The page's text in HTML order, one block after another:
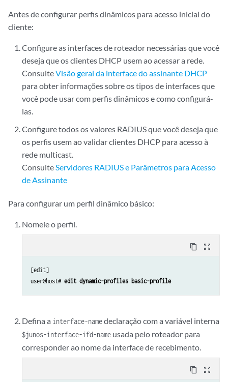
Antes de configurar perfis dinâmicos para acesso inicial do
cliente:
Configure as interfaces de roteador necessárias que você
deseja que os clientes DHCP usem ao acessar a rede.
ConsulteVisão geral da interface do assinante DHCP
para obter informações sobre os tipos de interfaces que
você pode usar com perfis dinâmicos e como configurá-
las.
Configure todos os valores RADIUS que você deseja que
os perfis usem ao validar clientes DHCP para acesso à
rede multicast.
ConsulteServidores RADIUS e Parâmetros para Acesso
de Assinante
Para configurar um perfil dinâmico básico:
Nomeie o perfil.
content_copy zoom_out_map
[edit]
user@host# edit dynamic-profiles basic-profile
Defina a interface-namedeclaração com a variável interna
$junos-interface-ifd-name usada pelo roteador para
corresponder ao nome da interface de recebimento.
content_copy zoom_out_map